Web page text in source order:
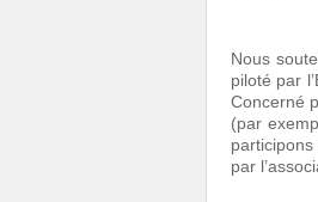
Nous
piloté par
Concerné
(par
par